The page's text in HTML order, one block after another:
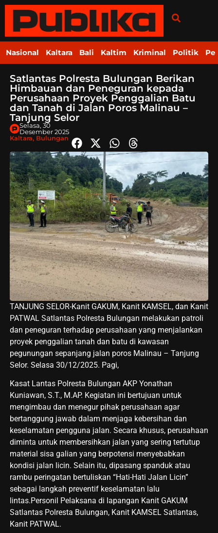
Nasional Kaltara Bali Kaltim Kriminal Politik
Satlantas Polresta Bulungan Berikan
Himbauan dan Peneguran kepada
Perusahaan Proyek Penggalian Batu
dan Tanah di Jalan Poros Malinau –
Tanjung Selor
Selasa, 30
Desember 2025
Kaltara, Bulungan
TANJUNG SELOR-Kanit GAKUM, Kanit KAMSEL, dan Kanit
PATWAL Satlantas Polresta Bulungan melakukan patroli
dan peneguran terhadap perusahaan yang menjalankan
proyek penggalian tanah dan batu di kawasan
pegunungan sepanjang jalan poros Malinau – Tanjung
Selor. Selasa 30/12/2025. Pagi,
Kasat Lantas Polresta Bulungan AKP Yonathan
Kuniawan, S.T., M.AP. Kegiatan ini bertujuan untuk
mengimbau dan menegur pihak perusahaan agar
bertanggung jawab dalam menjaga kebersihan dan
keselamatan pengguna jalan. Secara khusus, perusahaan
diminta untuk membersihkan jalan yang sering tertutup
material sisa galian yang berpotensi menyebabkan
kondisi jalan licin. Selain itu, dipasang spanduk atau
rambu peringatan bertuliskan “Hati-Hati Jalan Licin”
sebagai langkah preventif keselamatan lalu
lintas.Personil Pelaksana di lapangan Kanit GAKUM
Satlantas Polresta Bulungan, Kanit KAMSEL Satlantas,
Kanit PATWAL.